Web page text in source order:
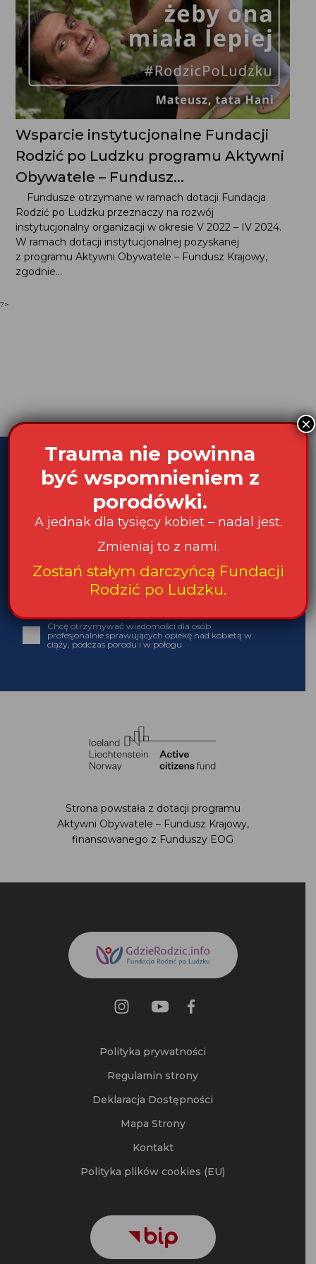
Wsparcie instytucjonalne Fundacji
Rodzić po Ludzku programu Aktywni
Obywatele – Fundusz...
Fundusze otrzymane w ramach dotacji Fundacja
Rodzić po Ludzku przeznaczy na rozwój
instytucjonalny organizacji w okresie V 2022 – IV 2024.
W ramach dotacji instytucjonalnej pozyskanej
z programu Aktywni Obywatele – Fundusz Krajowy,
zgodnie...
?>
Bądź na bieżąco! Zapisz
się na newsletter:
Akceptuję Politykę Prywatności i Zgodę na
Chcę otrzymywać wiadomości dla osób
profesjonalnie sprawujących opiekę nad kobietą w
ciąży, podczas porodu i w połogu
Strona powstała z dotacji programu
Aktywni Obywatele – Fundusz Krajowy,
finansowanego z Funduszy EOG
Polityka prywatności
Regulamin strony
Deklaracja Dostępności
Mapa Strony
Kontakt
Polityka plików cookies (EU)
Trauma nie powinna
być wspomnieniem z
porodówki.
A jednak dla tysięcy kobiet – nadal jest.
Zmieniaj to z nami.
Zostań stałym darczyńcą Fundacji
Rodzić po Ludzku.
×